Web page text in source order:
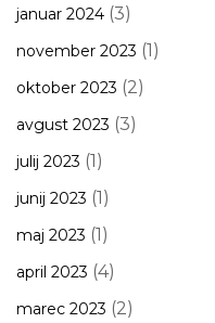
januar 2024 (3)
november 2023 (1)
oktober 2023 (2)
avgust 2023 (3)
julij 2023 (1)
junij 2023 (1)
maj 2023 (1)
april 2023 (4)
marec 2023 (2)